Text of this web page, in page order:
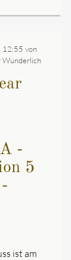
12:55 von
Wunderlich
-
5
ist am